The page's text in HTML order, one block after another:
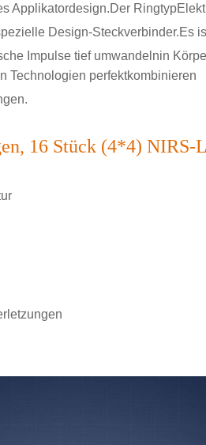
Applikatordesign.Der Ringtyp
Design-Steckverbinder.Es
Impulse tief umwandelnin
Technologien perfektkombinieren
16 Stück (4*4) NIRS-